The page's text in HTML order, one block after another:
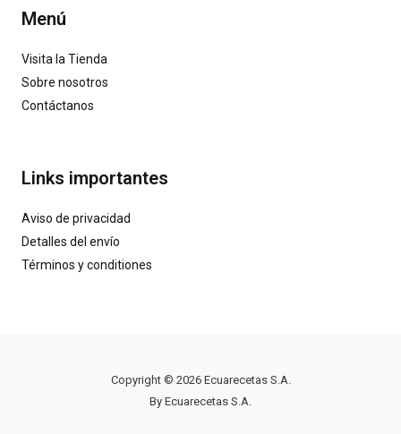
Menú
Visita la Tienda
Sobre nosotros
Contáctanos
Links importantes
Aviso de privacidad
Detalles del envío
Términos y conditiones
Copyright © 2026 Ecuarecetas S.A.
By Ecuarecetas S.A.